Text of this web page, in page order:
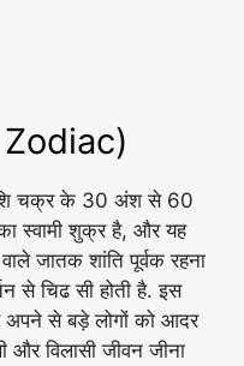
Zodiac)
चक्र के 30 अंश से 60
स्वामी शुक्र है, और यह
वाले जातक शांति पूर्वक रहना
से चिढ सी होती है. इस
अपने से बड़े लोगों को आदर
विलासी जीवन जीना